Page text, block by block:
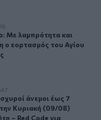
κατάνυξη ο εορτασμός
Με λαμπρότητα και
Με λαμπρότητα και
ο εορτασμός του Αγίου
μποφόρ την Κυριακή
άνεμοι έως 7
άνεμοι έως 7
Κυριακή (09/08)
– Red Code για